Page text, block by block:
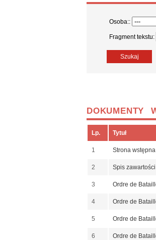
Osoba::
Fragment tekstu:
Szukaj
DOKUMENTY
Lp. Tytuł
1 Strona wstępna
2 Spis
3 Ordre de
4 Ordre de
5 Ordre de
6 Ordre de